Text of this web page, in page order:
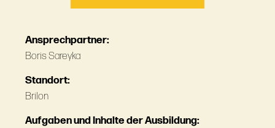
Ansprechpartner:
Boris Sareyka
Standort:
Brilon
Aufgaben und Inhalte der Ausbildung: